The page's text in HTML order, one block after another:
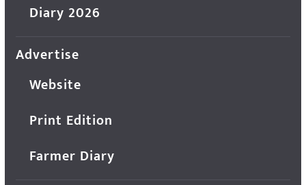
Diary 2026
Advertise
Website
Print Edition
Farmer Diary